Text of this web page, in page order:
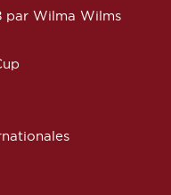
par Wilma Wilms